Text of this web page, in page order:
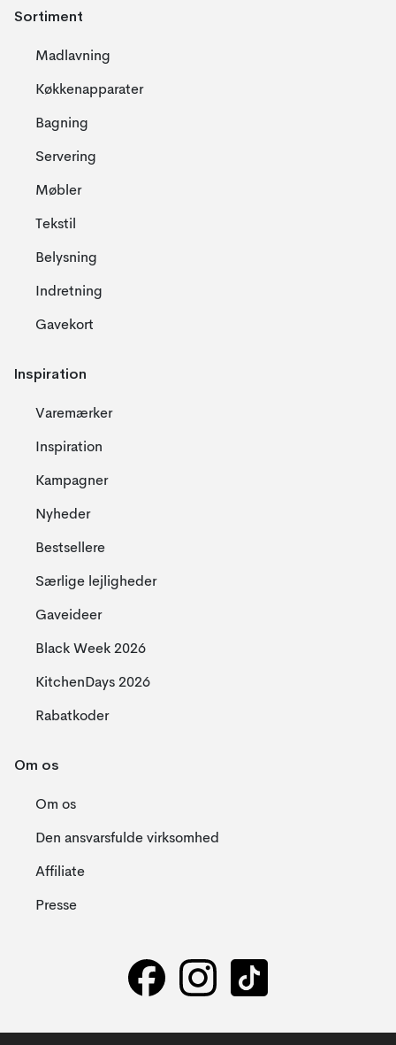
Sortiment
Madlavning
Køkkenapparater
Bagning
Servering
Møbler
Tekstil
Belysning
Indretning
Gavekort
Inspiration
Varemærker
Inspiration
Kampagner
Nyheder
Bestsellere
Særlige lejligheder
Gaveideer
Black Week 2026
KitchenDays 2026
Rabatkoder
Om os
Om os
Den ansvarsfulde virksomhed
Affiliate
Presse